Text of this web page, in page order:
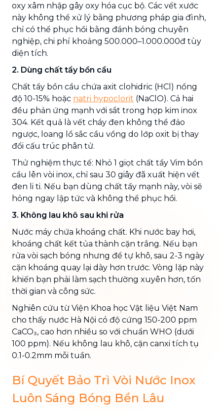
oxy xâm nhập gây oxy hóa cục bộ. Các vết xước
này không thể xử lý bằng phương pháp gia đình,
chỉ có thể phục hồi bằng đánh bóng chuyên
nghiệp, chi phí khoảng 500.000–1.000.000đ tùy
diện tích.
2. Dùng chất tẩy bồn cầu
Chất tẩy bồn cầu chứa axit clohidric (HCl) nồng
độ 10-15% hoặc natri hypoclorit (NaClO). Cả hai
đều phản ứng mạnh với sắt trong hợp kim inox
304. Kết quả là vết cháy đen không thể đảo
ngược, loang lổ sắc cầu vồng do lớp oxit bị thay
đổi cấu trúc phân tử.
Thử nghiệm thực tế: Nhỏ 1 giọt chất tẩy Vim bồn
cầu lên vòi inox, chỉ sau 30 giây đã xuất hiện vết
đen li ti. Nếu bạn dùng chất tẩy mạnh này, vòi sẽ
hỏng ngay lập tức và không thể phục hồi.
3. Không lau khô sau khi rửa
Nước máy chứa khoáng chất. Khi nước bay hơi,
khoáng chất kết tủa thành cặn trắng. Nếu bạn
rửa vòi sạch bóng nhưng để tự khô, sau 2-3 ngày
cặn khoáng quay lại dày hơn trước. Vòng lặp này
khiến bạn phải làm sạch thường xuyên hơn, tốn
thời gian và công sức.
Nghiên cứu từ Viện Khoa học Vật liệu Việt Nam
cho thấy nước Hà Nội có độ cứng 150-200 ppm
CaCO₃, cao hơn nhiều so với chuẩn WHO (dưới
100 ppm). Nếu không lau khô, cặn canxi tích tụ
0.1-0.2mm mỗi tuần.
Bí Quyết Bảo Trì Vòi Nước Inox
Luôn Sáng Bóng Bền Lâu